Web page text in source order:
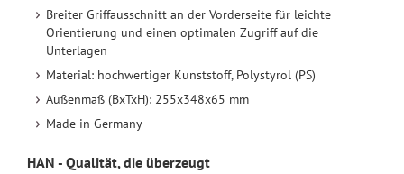
Breiter Griffausschnitt an der Vorderseite für leichte
Orientierung und einen optimalen Zugriff auf die
Unterlagen
Material: hochwertiger Kunststoff, Polystyrol (PS)
Außenmaß (BxTxH): 255x348x65 mm
Made in Germany
HAN - Qualität, die überzeugt